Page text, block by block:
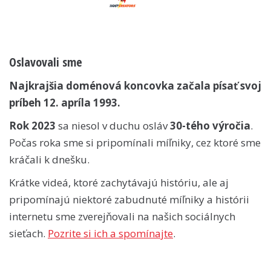
Oslavovali sme
Najkrajšia doménová koncovka začala písať svoj
príbeh 12. apríla 1993.
Rok 2023 sa niesol v duchu osláv30-tého výročia.
Počas roka sme si pripomínali míľniky, cez ktoré sme
kráčali k dnešku.
Krátke videá, ktoré zachytávajú históriu, ale aj
pripomínajú niektoré zabudnuté míľniky a histórii
internetu sme zverejňovali na našich sociálnych
sieťach. Pozrite si ich a spomínajte.